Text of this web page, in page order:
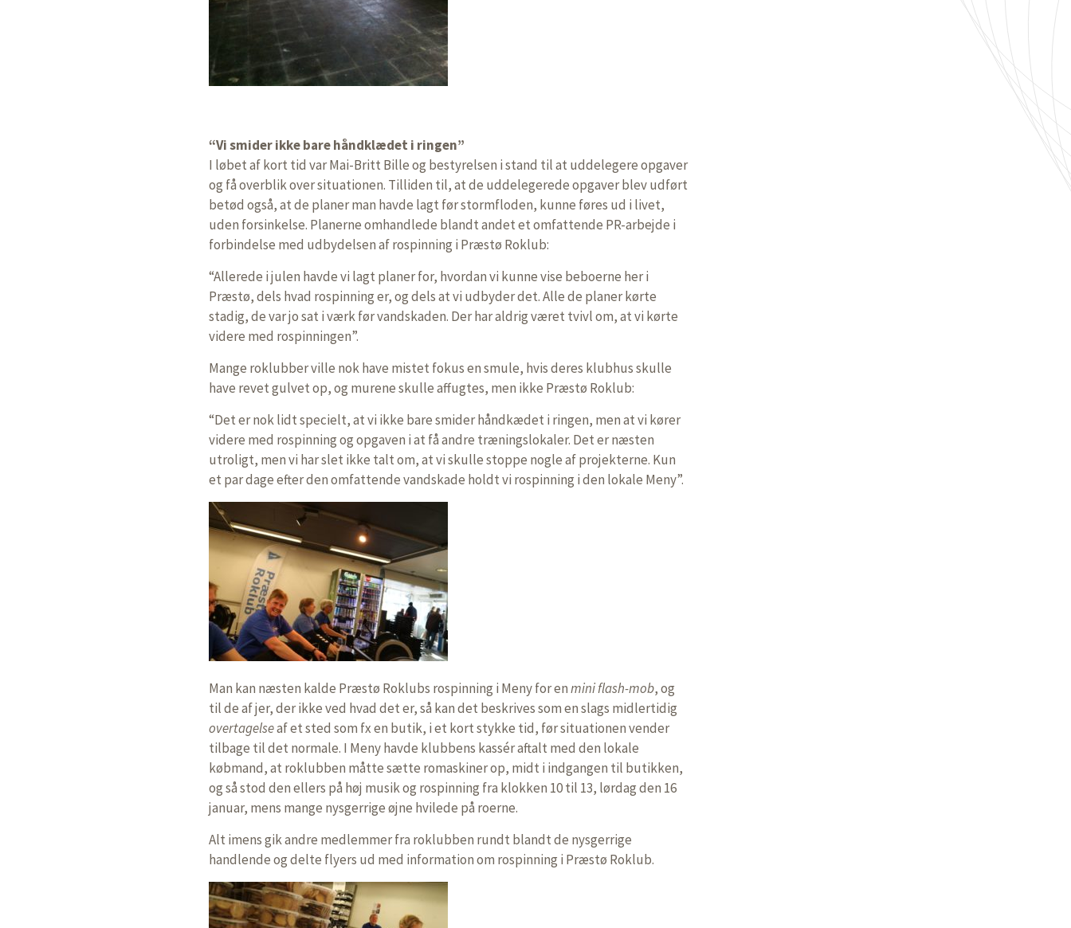
“Vi smider ikke bare håndklædet i ringen”
I løbet af kort tid var Mai-Britt Bille og bestyrelsen i stand til at uddelegere opgaver
og få overblik over situationen. Tilliden til, at de uddelegerede opgaver blev udført
betød også, at de planer man havde lagt før stormfloden, kunne føres ud i livet,
uden forsinkelse. Planerne omhandlede blandt andet et omfattende PR-arbejde i
forbindelse med udbydelsen af rospinning i Præstø Roklub:
“Allerede i julen havde vi lagt planer for, hvordan vi kunne vise beboerne her i
Præstø, dels hvad rospinning er, og dels at vi udbyder det. Alle de planer kørte
stadig, de var jo sat i værk før vandskaden. Der har aldrig været tvivl om, at vi kørte
videre med rospinningen”.
Mange roklubber ville nok have mistet fokus en smule, hvis deres klubhus skulle
have revet gulvet op, og murene skulle affugtes, men ikke Præstø Roklub:
“Det er nok lidt specielt, at vi ikke bare smider håndkædet i ringen, men at vi kører
videre med rospinning og opgaven i at få andre træningslokaler. Det er næsten
utroligt, men vi har slet ikke talt om, at vi skulle stoppe nogle af projekterne. Kun
et par dage efter den omfattende vandskade holdt vi rospinning i den lokale Meny”.
Man kan næsten kalde Præstø Roklubs rospinning i Meny for enmini flash-mob, og
til de af jer, der ikke ved hvad det er, så kan det beskrives som en slags midlertidig
overtagelseaf et sted som fx en butik, i et kort stykke tid, før situationen vender
tilbage til det normale. I Meny havde klubbens kassér aftalt med den lokale
købmand, at roklubben måtte sætte romaskiner op, midt i indgangen til butikken,
og så stod den ellers på høj musik og rospinning fra klokken 10 til 13, lørdag den 16
januar, mens mange nysgerrige øjne hvilede på roerne.
Alt imens gik andre medlemmer fra roklubben rundt blandt de nysgerrige
handlende og delte flyers ud med information om rospinning i Præstø Roklub.